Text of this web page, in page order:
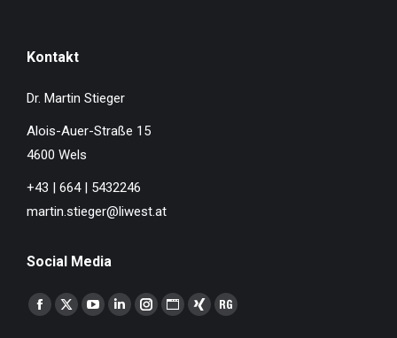
Kontakt
Dr. Martin Stieger
Alois-Auer-Straße 15
4600 Wels
+43 | 664 | 5432246
martin.stieger@liwest.at
Social Media
Finden Sie uns auf:
Facebook
X
YouTubeLinkedinInstagram
Website
XINGResearchGate